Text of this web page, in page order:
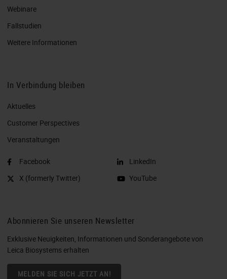
Webinare
Fallstudien
Weitere Informationen
In Verbindung bleiben
Aktuelles
Customer Perspectives​
Veranstaltungen
Facebook
X (formerly Twitter)
LinkedIn
YouTube
Abonnieren Sie unseren Newsletter
Exklusive Neuigkeiten, Informationen und Sonderangebote von
Leica Biosystems erhalten
MELDEN SIE SICH JETZT AN!